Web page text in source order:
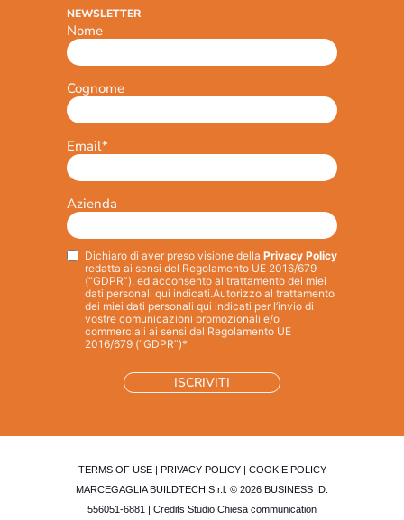
NEWSLETTER
Nome
Cognome
Email*
Azienda
Privacy*
Dichiaro di aver preso visione della Privacy Policy
redatta ai sensi del Regolamento UE 2016/679
(“GDPR”), ed acconsento al trattamento dei miei
dati personali qui indicati.Autorizzo al trattamento
dei miei dati personali qui indicati per l’invio di
vostre comunicazioni promozionali e/o
commerciali ai sensi del Regolamento UE
2016/679 (“GDPR”)*
TERMS OF USE| PRIVACY POLICY| COOKIE POLICY
MARCEGAGLIA BUILDTECH S.r.l. © 2026 BUSINESS ID:
556051-6881 | Credits Studio Chiesa communication